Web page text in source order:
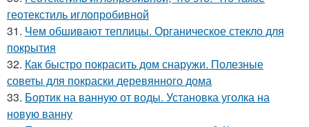
геотекстиль иглопробивной
31. Чем обшивают теплицы. Органическое стекло для
покрытия
32. Как быстро покрасить дом снаружи. Полезные
советы для покраски деревянного дома
33. Бортик на ванную от воды. Установка уголка на
новую ванну